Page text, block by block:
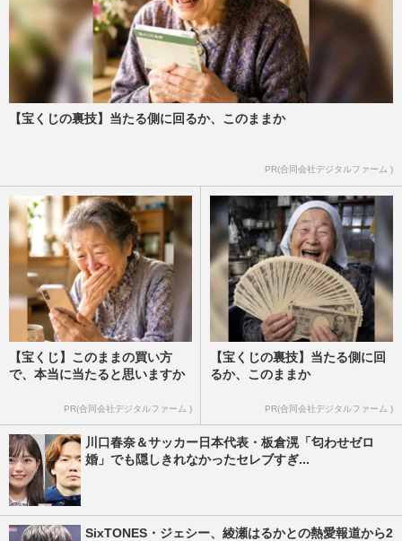
【宝くじの裏技】当たる側に回るか、このままか
PR(合同会社デジタルファーム )
【宝くじ】このままの買い方
で、本当に当たると思いますか
PR(合同会社デジタルファーム )
【宝くじの裏技】当たる側に回
るか、このままか
PR(合同会社デジタルファーム )
川口春奈＆サッカー日本代表・板倉滉「匂わせゼロ
婚」でも隠しきれなかったセレブすぎ...
SixTONES・ジェシー、綾瀬はるかとの熱愛報道から2